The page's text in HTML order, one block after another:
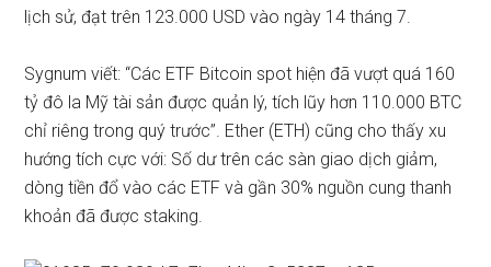
lịch sử, đạt trên 123.000 USD vào ngày 14 tháng 7.
Sygnum viết: “Các ETF Bitcoin spot hiện đã vượt quá 160
tỷ đô la Mỹ tài sản được quản lý, tích lũy hơn 110.000 BTC
chỉ riêng trong quý trước”. Ether (ETH) cũng cho thấy xu
hướng tích cực với: Số dư trên các sàn giao dịch giảm,
dòng tiền đổ vào các ETF và gần 30% nguồn cung thanh
khoản đã được staking.